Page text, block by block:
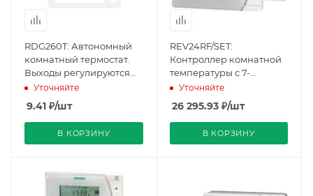
RDG260T: Автономный
комнатный термостат.
Выходы регулируются
(постоянный ток) или
вкл/выкл. Фанкойл (3-
ступенчатый вентилятор
постоянного тока) или
универсальное
Уточняйте
9.41 ₽/шт
В КОРЗИНУ
REV24RF/SET:
Контроллер комнатной
температуры с 7-
дневным расписанем и
работой по радиоканалу
(BPZ:REV24RF/SET),
Siemens
Уточняйте
26 295.93₽/шт
В КОРЗИНУ